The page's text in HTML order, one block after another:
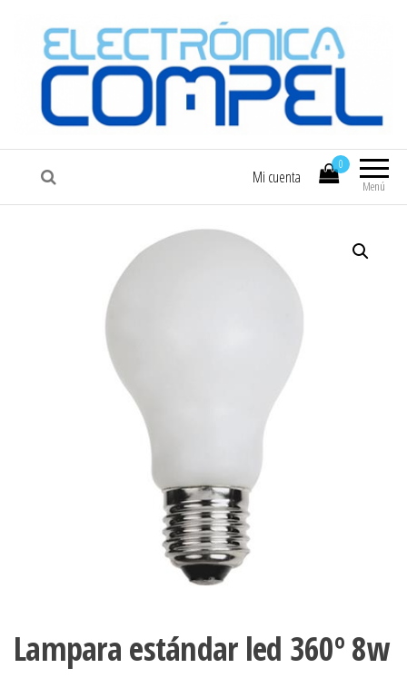
COMPEL Electrónica COMPEL
Menú
0
Mi cuenta
Lampara estándar led 360º 8w